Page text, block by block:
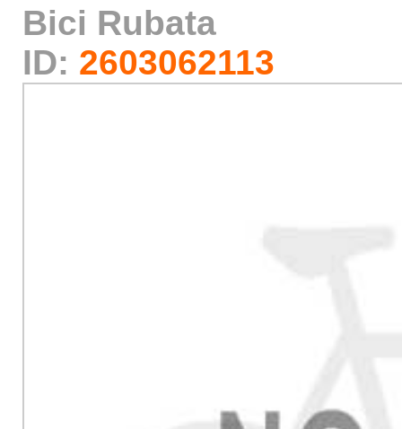
Bici Rubata
ID: 2603062113